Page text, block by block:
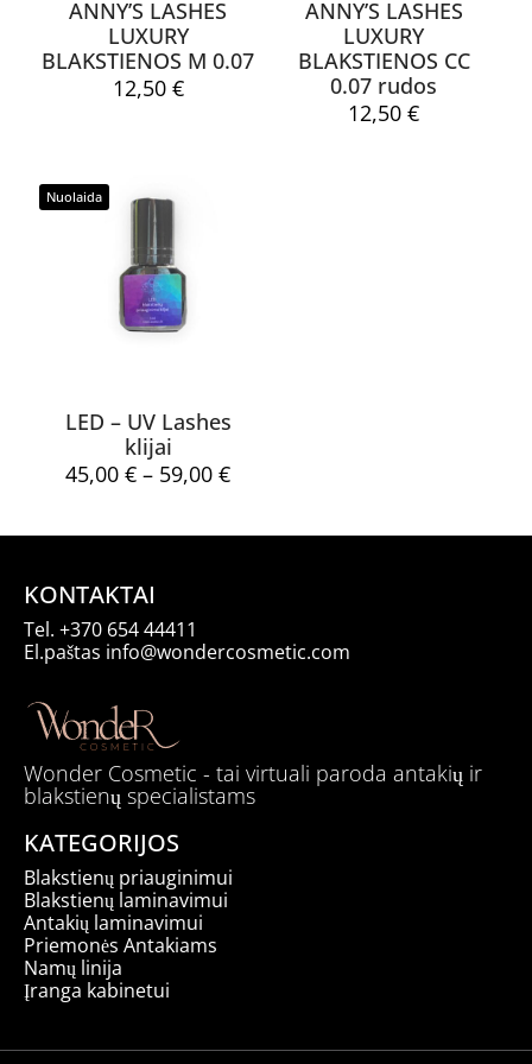
El.
Noriu savo interneto naršyklėje išsaugoti vardą, el. pašto
adresą ir interneto puslapį, kad jų nebereiktų įvesti iš naujo, kai
kitą kartą vėl norėsiu parašyti komentarą.
ANNY’S LASHES
LUXURY
BLAKSTIENOS M 0.07
12,50 €
ANNY’S LASHES
LUXURY
BLAKSTIENOS CC
0.07 rudos
12,50€
Nuolaida
LED – UV Lashes
klijai
45,00€ – 59,00€Price
through
KONTAKTAI
Tel. +370 654 44411
El.paštas info@wondercosmetic.com
Wonder Cosmetic - tai virtuali paroda antakių ir
blakstienų specialistams
KATEGORIJOS
Blakstienų priauginimui
Blakstienų laminavimui
Antakių laminavimui
Priemonės Antakiams
Namų linija
Įranga kabinetui